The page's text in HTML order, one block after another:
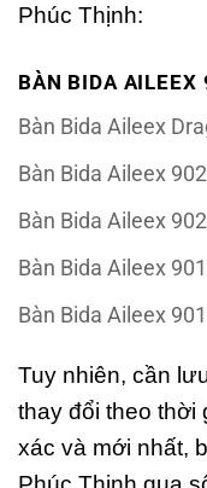
Phúc Thịnh:
BÀN BIDA AILEEX
Bàn Bida Aileex
Bàn Bida Aileex
Bàn Bida Aileex
Bàn Bida Aileex
Bàn Bida Aileex
Tuy nhiên, cần
thay đổi theo thời
xác và mới nhất,